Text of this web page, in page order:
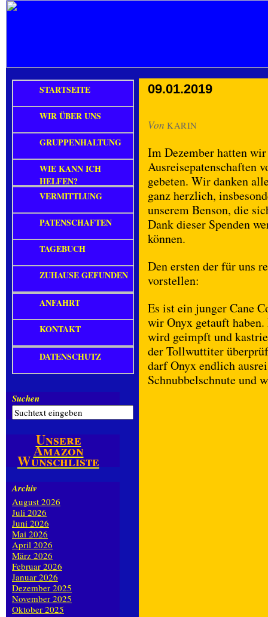
09.01.2019
Von KARIN
Im Dezember hatten
Ausreisepatenschaften
gebeten. Wir danken
ganz herzlich,
unserem Benson, die
Dank dieser Spenden
können.
Den ersten der für uns
vorstellen:
Es ist ein junger Cane
wir Onyx getauft
wird geimpft und
der Tollwuttiter
darf Onyx endlich
Schnubbelschnute und
STARTSEITE
WIR ÜBER UNS
GRUPPENHALTUNG
WIE KANN ICH
HELFEN?
VERMITTLUNG
PATENSCHAFTEN
TAGEBUCH
ZUHAUSE GEFUNDEN
ANFAHRT
KONTAKT
DATENSCHUTZ
Suchen
Unsere
Amazon
Wunschliste
Archiv
August 2026
Juli 2026
Juni 2026
Mai 2026
April 2026
März 2026
Februar 2026
Januar 2026
Dezember 2025
November 2025
Oktober 2025